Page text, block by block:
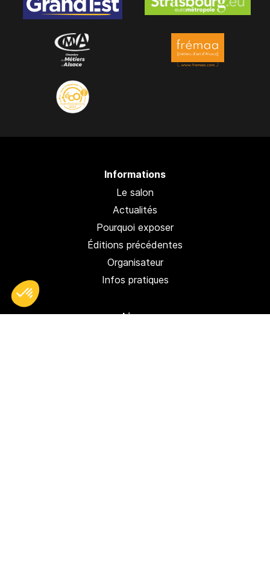
Informations
Le salon
Actualités
Pourquoi exposer
Éditions précédentes
Organisateur
Infos pratiques
Liens